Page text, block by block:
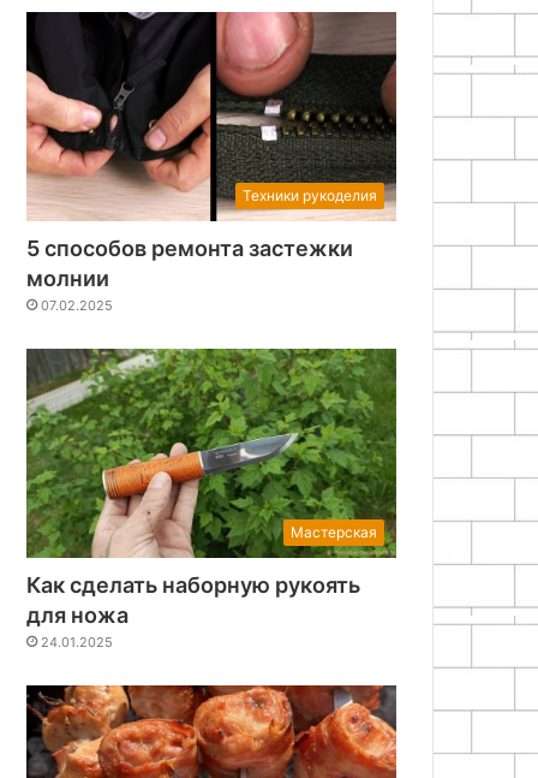
Техники рукоделия
5 способов ремонта застежки
молнии
07.02.2025
Мастерская
Как сделать наборную рукоять
для ножа
24.01.2025